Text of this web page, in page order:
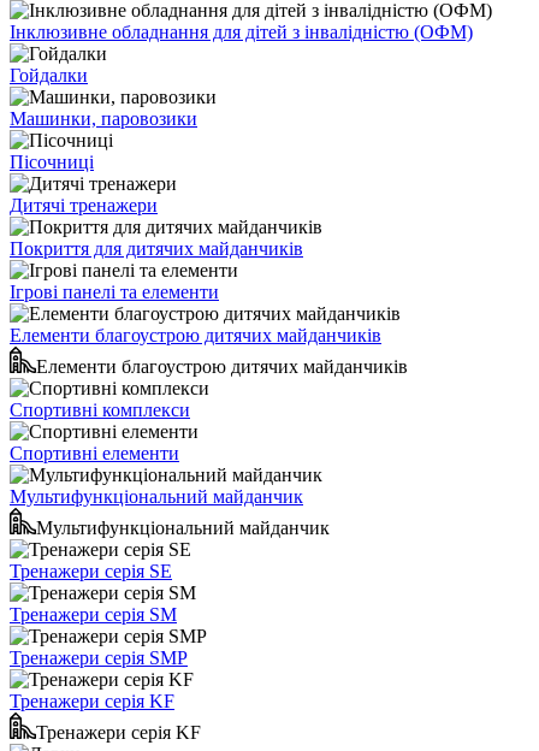
Інклюзивне обладнання для дітей з інвалідністю (ОФМ)
Гойдалки
Машинки, паровозики
Пісочниці
Дитячі тренажери
Покриття для дитячих майданчиків
Ігрові панелі та елементи
Елементи благоустрою дитячих майданчиків
Елементи благоустрою дитячих майданчиків
Спортивні комплекси
Спортивні елементи
Мультифункціональний майданчик
Мультифункціональний майданчик
Тренажери серія SE
Тренажери серія SM
Тренажери серія SMP
Тренажери серія KF
Тренажери серія KF